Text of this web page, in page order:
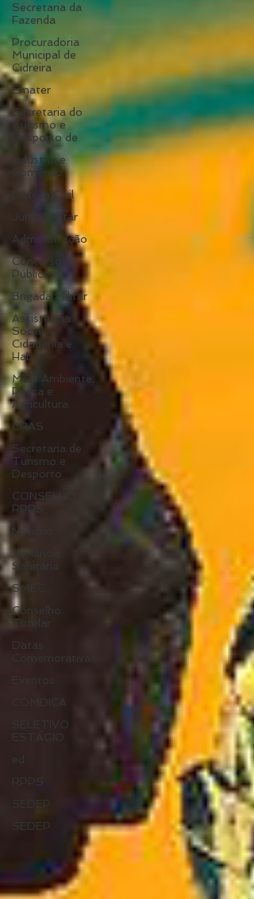
Secretaria da
Fazenda
Procuradoria
Municipal de
Cidreira
Emater
Secretaria do
Turismo e
Desporto de
Indústria e
Comércio
Defesa Civil
Junta Militar
Administração
Concurso
Público
Brigada Militar
Assistência
Social,
Cidadania e
Hab
Meio Ambiente,
Pesca e
Agricultura
CRAS
Secretaria de
Turismo e
Desporto
CONSELHO
RPPS
Notícias
Vigilância
Sanitária
SMEC
Conselho
Tutelar
Datas
SELETIVO
RPPS
SEDEP
SEDEP